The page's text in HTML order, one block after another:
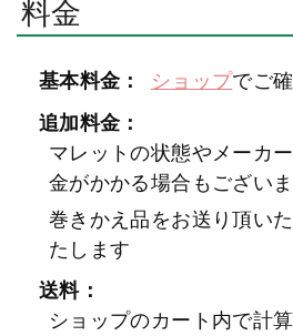
料金
基本料金： ショップでご
追加料金：
マレットの状態やメーカ
金がかかる場合もございま
巻きかえ品をお送り頂い
たします
送料：
ショップのカート内で計算